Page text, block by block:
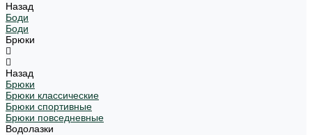
Назад
Боди
Боди
Брюки
Назад
Брюки
Брюки классические
Брюки спортивные
Брюки повседневные
Водолазки